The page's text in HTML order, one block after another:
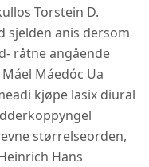
Torstein D.
sjelden anis dersom
råtne angående
Máedóc Ua
kjøpe lasix diural
størrelseorden,
Hans